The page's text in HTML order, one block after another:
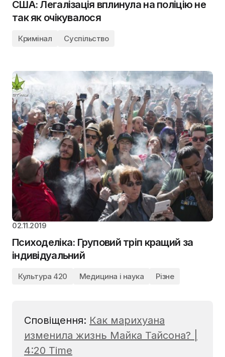
США: Легалізація вплинула на поліцію не
так як очікувалося
Кримінал Суспільство
02.11.2019
Психоделіка: Груповий тріп кращий за
індивідуальний
Культура 420 Медицина і наука Різне
Сповіщення: Как марихуана
изменила жизнь Майка Тайсона? |
4:20 Time